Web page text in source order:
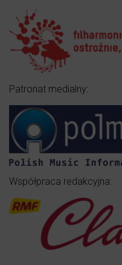
Patronat medialny:
Współpraca redakcyjna: